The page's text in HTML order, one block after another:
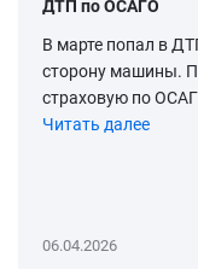
ДТП по ОСАГО
В марте попал в
сторону машины.
страховую по
Читать далее
06.04.2026